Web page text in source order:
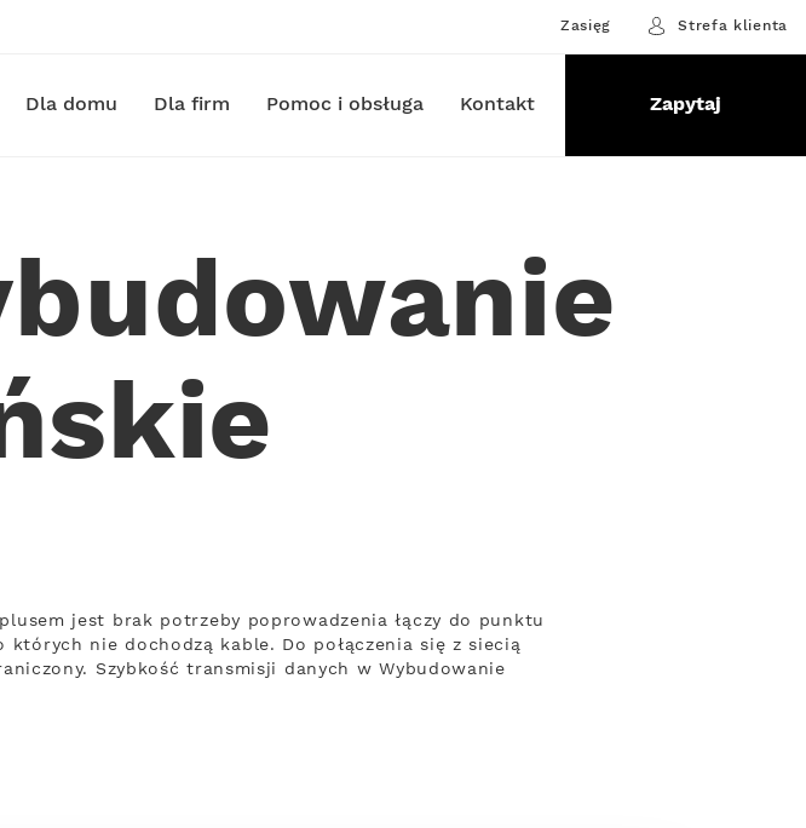
Zasięg Strefa klienta
Dla domu Dla firm Pomoc i obsługa Kontakt Zapytaj
jest brak potrzeby poprowadzenia łączy do punktu
nie dochodzą kable. Do połączenia się z siecią
Szybkość transmisji danych w Wybudowanie